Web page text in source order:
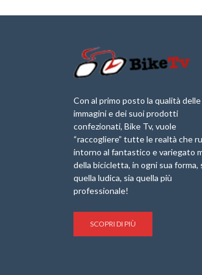
Con al primo posto la qualità delle
immagini e dei suoi prodotti
confezionati, Bike Tv, vuole
“raccogliere” tutte le realtà che
intorno al fantastico e variegato
della bicicletta, in ogni sua forma,
quella ludica, sia quella più
professionale!
SCOPRI DI PIÙ
Briko Torino – 11
Maggio 2025 – r
Minerva Edizioni e
Giancarlo Brocci
per “Bartali l’Ultimo
Marathon
IX Ed. “Tra
1a
Granfondo